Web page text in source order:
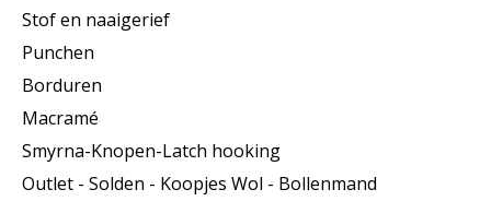
Stof en naaigerief
Punchen
Borduren
Macramé
Smyrna-Knopen-Latch hooking
Outlet - Solden - Koopjes Wol - Bollenmand